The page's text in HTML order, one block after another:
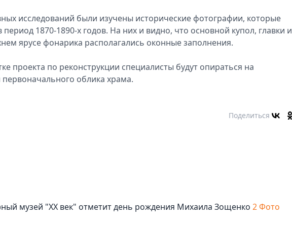
исследований были изучены исторические фотографии, которые
1870-1890-х годов. На них и видно, что основной купол, главки и
ярусе фонарика располагались оконные заполнения.
проекта по реконструкции специалисты будут опираться на
облика храма.
Поделиться
музей "ХХ век" отметит день рождения Михаила Зощенко 2 Фото